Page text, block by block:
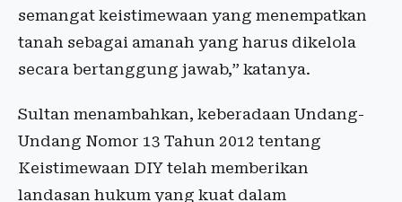
semangat keistimewaan yang menempatkan
tanah sebagai amanah yang harus dikelola
secara bertanggung jawab,” katanya.
Sultan menambahkan, keberadaan Undang-
Undang Nomor 13 Tahun 2012 tentang
Keistimewaan DIY telah memberikan
landasan hukum yang kuat dalam